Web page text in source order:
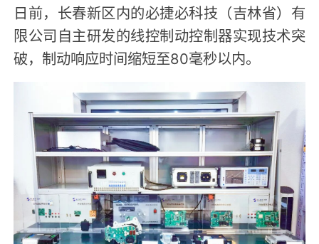
日前，长春新区内的必捷必科技（吉林省）有
限公司自主研发的线控制动控制器实现技术突
破，制动响应时间缩短至80毫秒以内。